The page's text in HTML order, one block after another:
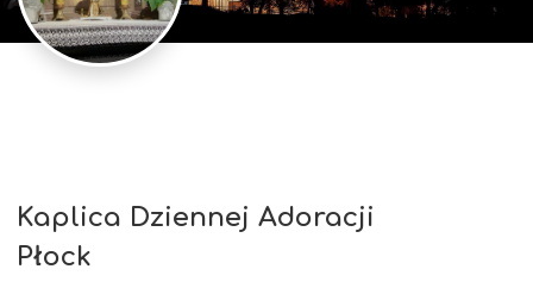
Kaplica Dziennej Adoracji
Płock